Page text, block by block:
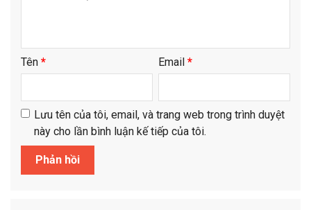
Tên * Email *
Lưu tên của tôi, email, và trang web trong trình duyệt
này cho lần bình luận kế tiếp của tôi.